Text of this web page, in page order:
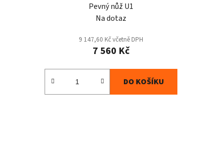
Pevný nůž U1
Na dotaz
9 147,60 Kč včetně DPH
7 560 Kč
DO KOŠÍKU